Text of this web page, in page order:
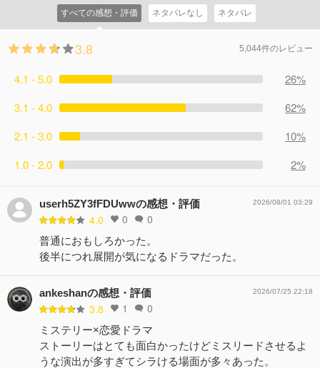
殺体が見つかった。一報を受けた万琴は、同僚と共に現場
に駆けつける。室内では、全身を刃物でめった刺しにされ
た女性が目を見開いた状態で絶命し、右目にはオレンジ、
なって世間を震撼させている連続殺人事件の４人目の被害
とすべてゾロ目の日に発生し、被害者は全員女性会社員。
トレンズが入れられていた。その遺体の情報を警察発表前
スの目殺人事件】と名付け、スクープしたのだ。犯人は一
浩暉。一見、チャラくて適当で、スクープのためなら手段
を選ばない浩暉と、真面目で実直で、被害者や遺族に寄り
添う万琴。正反対の２人が、なぜか一緒に取材することに
なり…！？ 始まってしまった、禁断の恋。 はたして浩暉
コメント82件拍手90回
目を覚ました万琴の目の前には、浩暉が…！ 一方、【ホル
スの目殺人事件】を捜査中の刑事・正聖（白洲迅）と大和
いたスニーカーを特定。しかし、大量生産された人気モデ
取材をする浩暉と出くわした２人は、浩暉の履いているス
ニーカーが犯人と同じものだと気付き…。 そんな中、万琴
の番組では、【ホルスの目殺人事件】の独自取材を強化す
ることが決定。万琴は総合演出の野田（田中哲司）から専
撮って来い」とプレッシャーをかけられてしまう。もとも
の被害者・花邑百合子の家へ向かう。取材拒否の意思を示
している遺族は居場所さえ分からない。現場に現れた浩暉
は、ドギマギする万琴を楽しそうにからかいながらも、取
材に協力する。遺族にカメラを向けることへの抵抗感をど
うしても払えない万琴だが、浩暉と共に取材する中である
変化が…。そして思わぬ事態が発生し、２人は急接近し
て…！？
コメント53件 拍手58回
いた浩暉。押し入れから小さな缶ケースを探し出し、缶の
中に入っていた小学校の時の名札を手にする。その裏に
は…。 万琴は取材現場で浩暉と顔を合わせるが、浩暉に何
意が分からない万琴はモヤモヤして…。 そんな浩暉と万琴
目の犯行現場近くに住む男子中学生が、事件のあった４月
見たというのだ。フードをかぶっていたため顔は見えなか
につながるかもしれない有力な情報を手に入れた万琴はさ
ない」と証言を一蹴する浩暉のもとに、刑事・正聖（白洲
迅）と大和田（猫背椿）がやって来る。事件当日、現場付
近を通った車のドライブレコーダーから、『黒いレインコ
ート男』が映っていたであろうデータが消えていることを
問い詰める正聖。浩暉が消したのか、それとも…？ 次の犯
としても止めたい万琴は、これまでに起きた４件の犯行現
場に、ある法則が隠されていることに気付き…。５件目の
犯行現場が浮かび上がる中、2人の恋にも新たな展開
が…！そして、謎めいた浩暉の過去が明らかに！！
コメント46件 拍手50回
すべての感想・評価 ネタバレなし ネタバレ
3.8 5,044件のレビュー
4.1 - 5.0
26%
3.1 - 4.0
62%
2.1 - 3.0
10%
1.0 - 2.0
2%
userh5ZY3fFDUwwの感想・評価
4.0 0 0
2026/08/01 03:29
普通におもしろかった。
後半につれ展開が気になるドラマだった。
ankeshanの感想・評価
3.8 1 0
2026/07/25 22:18
ミステリー×恋愛ドラマ
ストーリーはとても面白かったけどミスリードさせるよ
うな演出が多すぎてシラける場面が多々あった。